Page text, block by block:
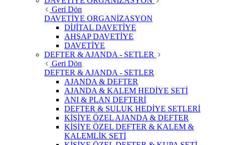
Geri Dön
DAVETİYE ORGANİZASYON
DİJİTAL DAVETİYE
AHŞAP DAVETİYE
DAVETİYE
DEFTER & AJANDA - SETLER
Geri Dön
DEFTER & AJANDA - SETLER
AJANDA & DEFTER
AJANDA & KALEM HEDİYE SETİ
ANI & PLAN DEFTERİ
DEFTER & SULUK HEDİYE SETLERİ
KİŞİYE ÖZEL AJANDA & DEFTER
KİŞİYE ÖZEL DEFTER & KALEM &
KALEMLİK SETİ